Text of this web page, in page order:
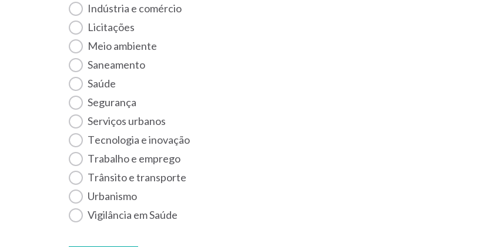
Indústria e comércio
Licitações
Meio ambiente
Saneamento
Saúde
Segurança
Serviços urbanos
Tecnologia e inovação
Trabalho e emprego
Trânsito e transporte
Urbanismo
Vigilância em Saúde